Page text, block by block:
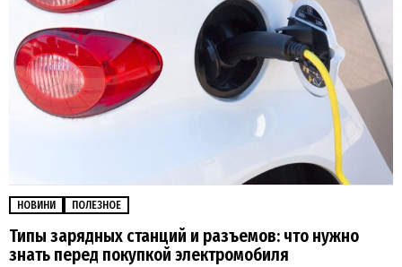
НОВИНИ ПОЛЕЗНОЕ
Типы зарядных станций и разъемов: что нужно
знать перед покупкой электромобиля